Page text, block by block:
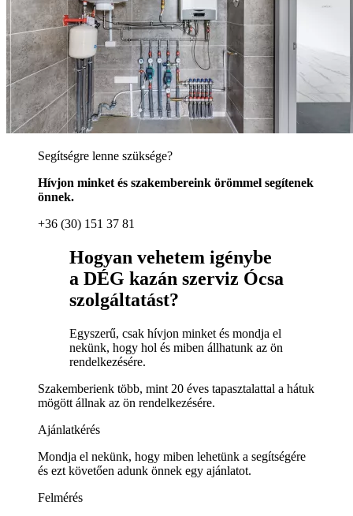
Segítségre lenne szüksége?
Hívjon minket és szakembereink örömmel segítenek
önnek.
+36 (30) 151 37 81
Hogyan vehetem igénybe
a DÉG kazán szerviz Ócsa
szolgáltatást?
Egyszerű, csak hívjon minket és mondja el
nekünk, hogy hol és miben állhatunk az ön
rendelkezésére.
Szakemberienk több, mint 20 éves tapasztalattal a hátuk
mögött állnak az ön rendelkezésére.
Ajánlatkérés
Mondja el nekünk, hogy miben lehetünk a segítségére
és ezt követően adunk önnek egy ajánlatot.
Felmérés